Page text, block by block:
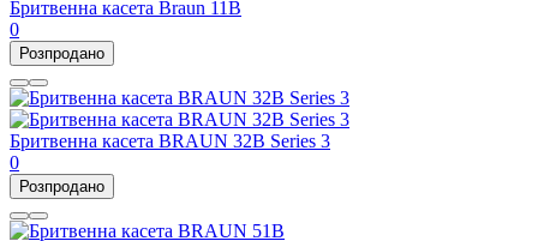
Бритвенна касета Braun 11B
0
Розпродано
Бритвенна касета BRAUN 32B Series 3
0
Розпродано